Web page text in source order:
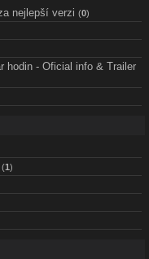
nejlepší verzi (0)
hodin - Oficial info & Trailer
(1 )